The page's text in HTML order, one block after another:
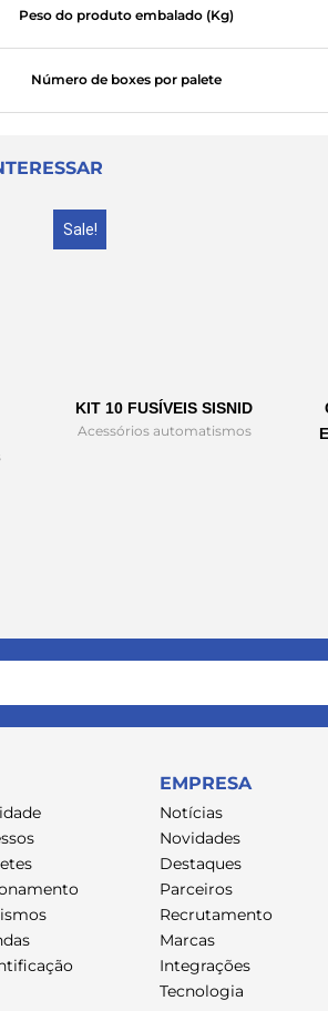
Peso do produto embalado (Kg)
Número de boxes por palete
Sale!
KIT 10 FUSÍVEIS SISNID
Acessórios automatismos
EMPRESA
Notícias
Novidades
Destaques
Parceiros
Recrutamento
Marcas
Integrações
Tecnologia